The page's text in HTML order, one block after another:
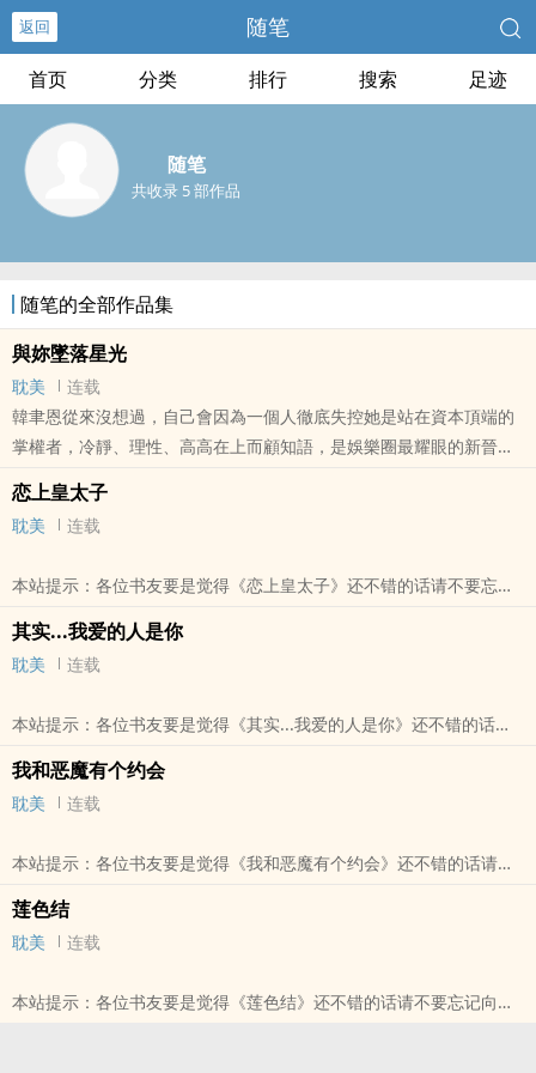
返回 随笔
首页 分类 排行 搜索 足迹
随笔
共收录 5 部作品
随笔的全部作品集
與妳墜落星光
耽美
连载
韓聿恩從來沒想過，自己會因為一個人徹底失控她是站在資本頂端的
掌權者，冷靜、理性、高高在上而顧知語，是娛樂圈最耀眼的新晉影
要毀掉她卻沒有想到，最後先墜落的人，會是自己。三年後的重逢當
那個曾經不顧一切奔向她的人，終於學會退後時顧知語才終於明白原
不再回頭看妳她們曾一起站在萬眾矚目的星
本站提示：各位书友要是觉得《與妳墜落星光》还不错的话请不要忘
记向您QQ群和微博里的朋友推荐哦！
恋上皇太子
耽美 连载
本站提示：各位书友要是觉得《恋上皇太子》还不错的话请不要忘记
向您QQ群和微博里的朋友推荐哦！
其实...我爱的人是你
耽美 连载
本站提示：各位书友要是觉得《其实...我爱的人是你》还不错的话请
我和恶魔有个约会
耽美 连载
本站提示：各位书友要是觉得《我和恶魔有个约会》还不错的话请不
莲色结
耽美 连载
本站提示：各位书友要是觉得《莲色结》还不错的话请不要忘记向您